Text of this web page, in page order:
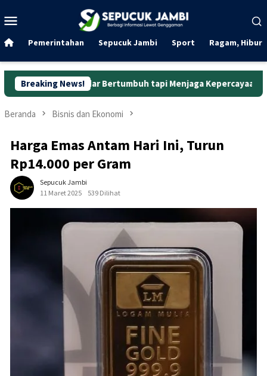
ke
Mobile
Pemerintahan Sepucuk Jambi Sport Ragam,
Breaking News!
Bertumbuh tapi Menjaga Kepercayaan Curanmor di
Beranda Bisnis dan Ekonomi
Harga Emas Antam Hari Ini, Turun
Rp14.000 per Gram
Sepucuk Jambi
11 Maret 2025
539 Dilihat